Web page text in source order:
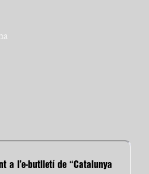
a l’e-butlletí de “Catalunya